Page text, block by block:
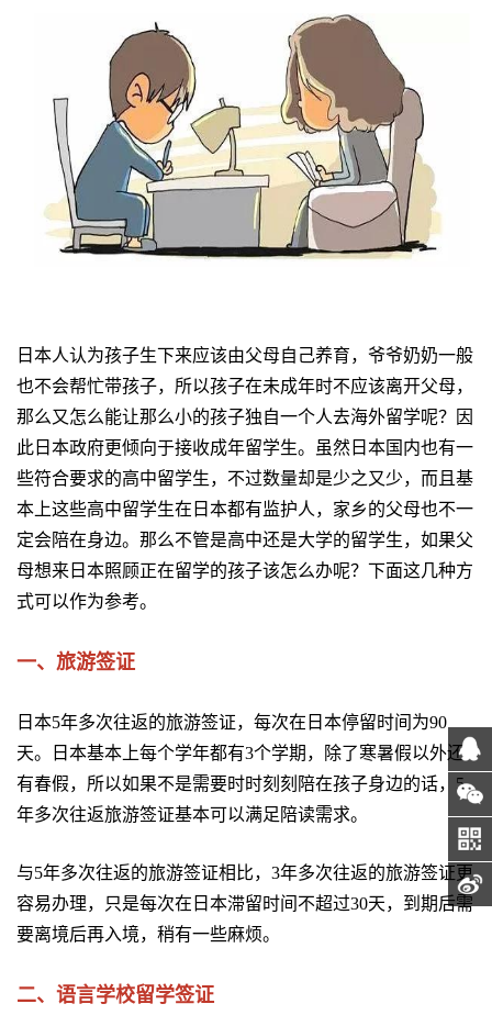
日本人认为孩子生下来应该由父母自己养育，爷爷奶奶一般
也不会帮忙带孩子，所以孩子在未成年时不应该离开父母，
那么又怎么能让那么小的孩子独自一个人去海外留学呢？因
此日本政府更倾向于接收成年留学生。虽然日本国内也有一
些符合要求的高中留学生，不过数量却是少之又少，而且基
本上这些高中留学生在日本都有监护人，家乡的父母也不一
定会陪在身边。那么不管是高中还是大学的留学生，如果父
母想来日本照顾正在留学的孩子该怎么办呢？下面这几种方
式可以作为参考。
一、旅游签证
日本5年多次往返的旅游签证，每次在日本停留时间为90
天。日本基本上每个学年都有3个学期，除了寒暑假以外还
有春假，所以如果不是需要时时刻刻陪在孩子身边的话，5
年多次往返旅游签证基本可以满足陪读需求。
与5年多次往返的旅游签证相比，3年多次往返的旅游签证更
容易办理，只是每次在日本滞留时间不超过30天，到期后需
要离境后再入境，稍有一些麻烦。
二、语言学校留学签证